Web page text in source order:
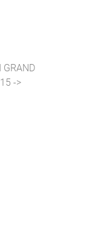
GRAND
->